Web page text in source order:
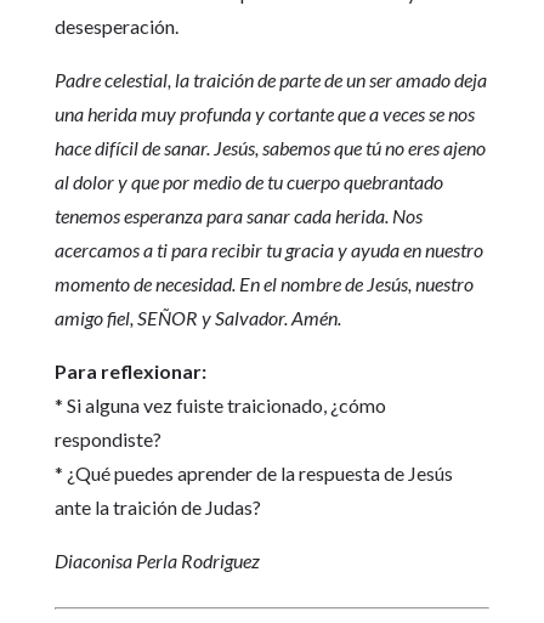
desesperación.
Padre celestial, la traición de parte de un ser amado deja
una herida muy profunda y cortante que a veces se nos
hace difícil de sanar. Jesús, sabemos que tú no eres ajeno
al dolor y que por medio de tu cuerpo quebrantado
tenemos esperanza para sanar cada herida. Nos
acercamos a ti para recibir tu gracia y ayuda en nuestro
momento de necesidad. En el nombre de Jesús, nuestro
amigo fiel, SEÑOR y Salvador. Amén.
Para reflexionar:
* Si alguna vez fuiste traicionado, ¿cómo
respondiste?
* ¿Qué puedes aprender de la respuesta de Jesús
ante la traición de Judas?
Diaconisa Perla Rodriguez